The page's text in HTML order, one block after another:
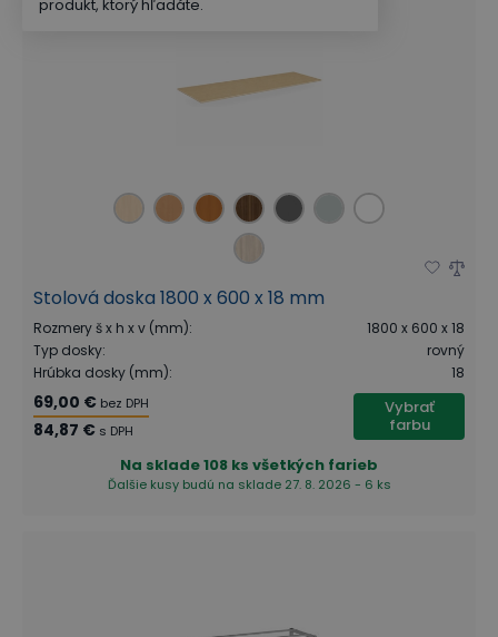
Stolová doska 1800 x 600 x 18 mm
Rozmery š x h x v (mm):
1800 x 600 x 18
Typ dosky:
rovný
Hrúbka dosky (mm): 18
69,00 € bez DPH
84,87 € s DPH
Vybrať
farbu
Na sklade108 ks všetkých farieb
Ďalšie kusy budú na sklade 27. 8. 2026 - 6 ks
produkt, ktorý hľadáte.